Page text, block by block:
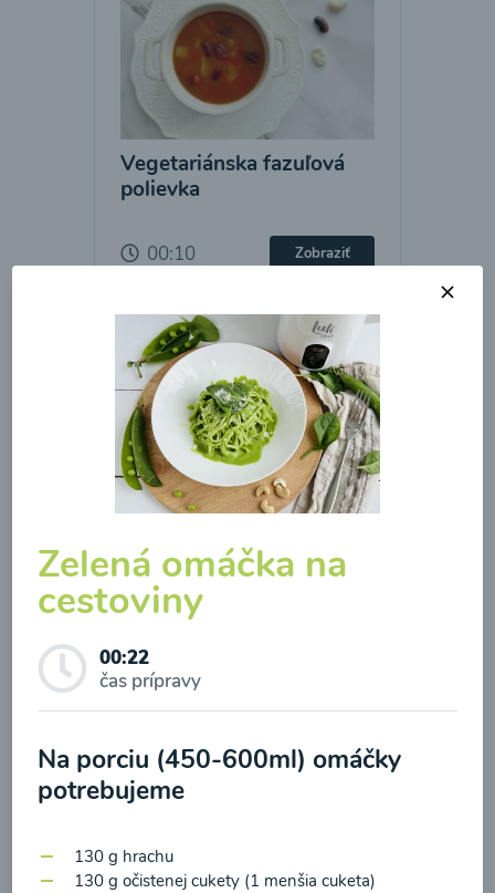
Vegetariánska fazuľová
polievka
00:10 Zobraziť
Zeleninová klasik polievka
00:10
Zelená omáčka na
cestoviny
00:22
čas prípravy
Na porciu (450-600ml) omáčky
potrebujeme
130 g hrachu
130 g očistenej cukety (1 menšia cuketa)
Odber noviniek a akcií
spracovaním osobných údajov pre účely